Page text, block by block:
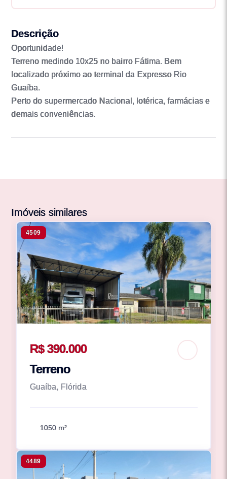
Descrição
Oportunidade!
Terreno medindo 10x25 no bairro Fátima. Bem
localizado próximo ao terminal da Expresso Rio
Guaíba.
Perto do supermercado Nacional, lotérica, farmácias e
demais conveniências.
Imóveis similares
4509
R$ 390.000
Terreno
Guaíba, Flórida
1050 m²
4489